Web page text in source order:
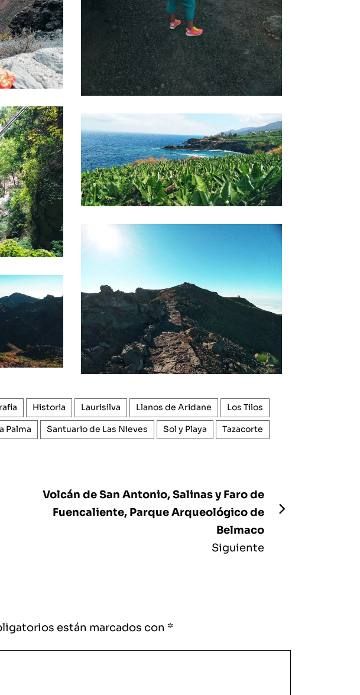
Historia Laurisilva Llanos de Aridane Los Tilos
Palma Santuario de Las Nieves Sol y Playa Tazacorte
Volcán de San Antonio, Salinas y Faro de
Fuencaliente, Parque Arqueológico de
Belmaco
Siguiente
están marcados con *